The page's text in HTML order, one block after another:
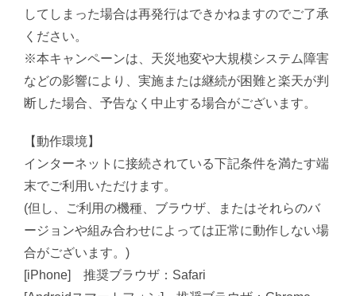
してしまった場合は再発行はできかねますのでご了承
ください。
※本キャンペーンは、天災地変や大規模システム障害
などの影響により、実施または継続が困難と楽天が判
断した場合、予告なく中止する場合がございます。
【動作環境】
インターネットに接続されている下記条件を満たす端
末でご利用いただけます。
(但し、ご利用の機種、ブラウザ、またはそれらのバ
ージョンや組み合わせによっては正常に動作しない場
合がございます。)
[iPhone] 推奨ブラウザ：Safari